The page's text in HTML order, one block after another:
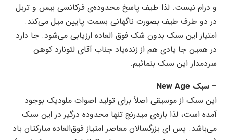
و درام نیست. لذا طیف پاسخ محدوده‌ی فرکانسی بیس و تربل
در دو طرف طیف بصورت ناگهانی بسمت پایین میل می‌کند.
امتیاز این سبک بدون شک فوق العاده ارزیابی می‌شود. جا دارد
در همین جا یادی هم از زنده‌یاد جناب آقای لئونارد کوهن
سردمدار این سبک بنمائیم.
– سبک New Age
این سبک از موسیقی اصلاً برای تولید اصوات ملودیک بوجود
آمده است، لذا بازه‌ی میدرنج تنها محدوده درگیر در این سبک
می‌باشد. پس ای بزرگسالان معاصر امتیاز فوق‌العاده مبارکتان باد